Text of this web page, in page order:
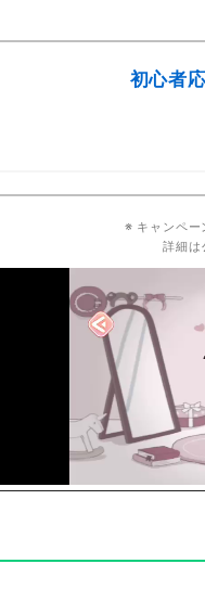
初心者
※ キャンペー
詳細は